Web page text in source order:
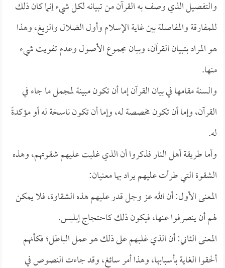
والتفصيل الذي وصف به القرآن من تبيانه لكل شيء إنما كان ذلك
للمفارقة والمفاصلة بين غاية الإسلام وأول الضلال والزيغ، وهذا
هو المراد بتبيان القرآن، وبيان مجموع الأصول وعدم تفويت شيء
منها.
والسنة مقامها في بيان القرآن إما أن تكون مبينة لمجمل ما جاء في
القرآن، وإما أن تكون مخصصة له، وإما أن تكون ناسخة له أو مؤكدةً
له.
وأما طريقة أهل النار فذكروا أن الذي غلبت عليهم شقوتهم، وهذه
الشقوة التي طرأت عليهم يراد بها معنيان:
المعنى الأول: أن الله عز وجل قدر عليهم هذه الشقاوة، فلا يمكن
لهم أن ينصرفوا عنها، فيكون ذلك كاحتجاج إبليس.
المعنى الثاني: أن الذي غلبهم على ذلك هو عمل الباطل؛ فكأنهم
ألحقوا الغاية بأسبابها، وهذا أمر سائغ، وقد جاءت النصوص في